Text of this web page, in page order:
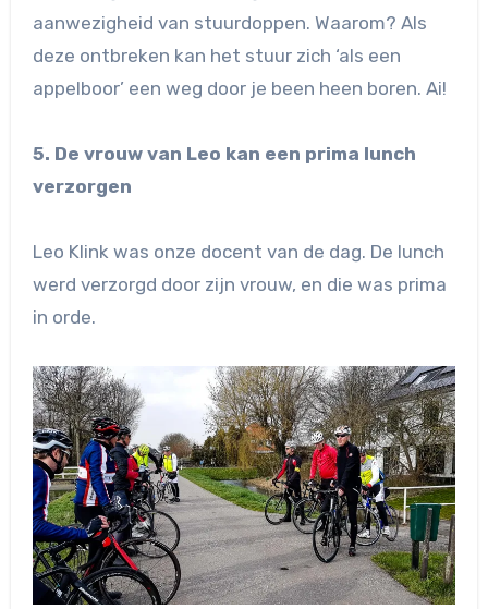
aanwezigheid van stuurdoppen. Waarom? Als
deze ontbreken kan het stuur zich ‘als een
appelboor’ een weg door je been heen boren. Ai!
5. De vrouw van Leo kan een prima lunch
verzorgen
Leo Klink was onze docent van de dag. De lunch
werd verzorgd door zijn vrouw, en die was prima
in orde.